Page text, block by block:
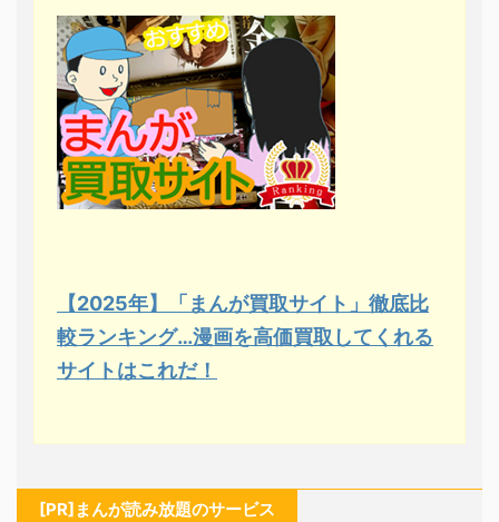
【2025年】「まんが買取サイト」徹底比
較ランキング…漫画を高価買取してくれる
サイトはこれだ！
[PR]まんが読み放題のサービス